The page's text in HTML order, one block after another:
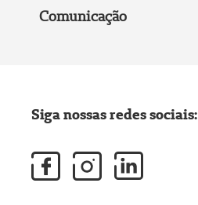
Comunicação
Siga nossas redes sociais: